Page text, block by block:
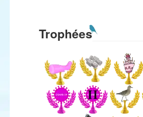
Trophées